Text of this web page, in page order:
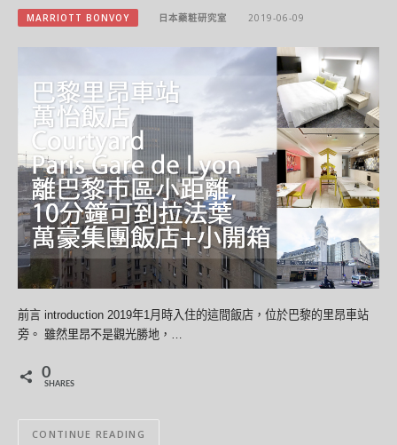
MARRIOTT BONVOY 日本藥粧研究室 2019-06-09
前言 introduction 2019年1月時入住的這間飯店，位於巴黎的里昂車站
旁。 雖然里昂不是觀光勝地，…
0
SHARES
CONTINUE READING